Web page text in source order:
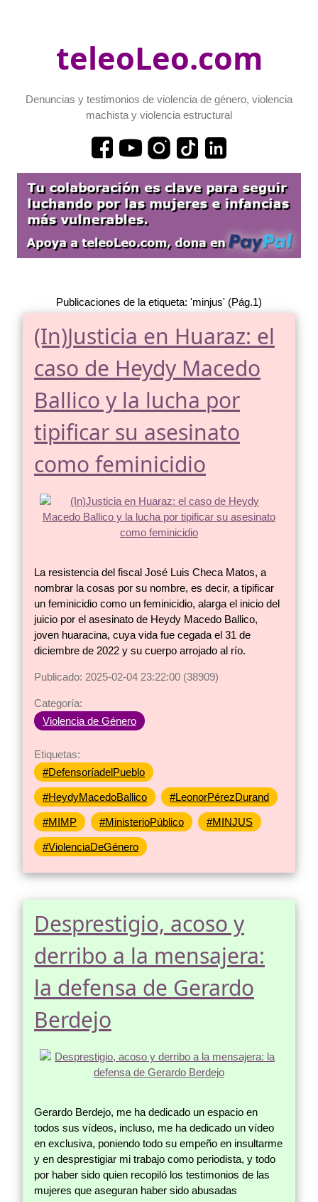
teleoLeo.com
Denuncias y testimonios de violencia de género, violencia
machista y violencia estructural
Publicaciones de la etiqueta: 'minjus' (Pág.1)
(In)Justicia en Huaraz: el
caso de Heydy Macedo
Ballico y la lucha por
tipificar su asesinato
como feminicidio
La resistencia del fiscal José Luis Checa Matos, a
nombrar la cosas por su nombre, es decir, a tipificar
un feminicidio como un feminicidio, alarga el inicio del
juicio por el asesinato de Heydy Macedo Ballico,
joven huaracina, cuya vida fue cegada el 31 de
diciembre de 2022 y su cuerpo arrojado al río.
Publicado: 2025-02-04 23:22:00 (38909)
Categoría:
Violencia de Género
Etiquetas:
#DefensoríadelPueblo
#HeydyMacedoBallico #LeonorPérezDurand
#MIMP #MinisterioPúblico #MINJUS
#ViolenciaDeGénero
Desprestigio, acoso y
derribo a la mensajera:
la defensa de Gerardo
Berdejo
Gerardo Berdejo, me ha dedicado un espacio en
todos sus vídeos, incluso, me ha dedicado un vídeo
en exclusiva, poniendo todo su empeño en insultarme
y en desprestigiar mi trabajo como periodista, y todo
por haber sido quien recopiló los testimonios de las
mujeres que aseguran haber sido abusadas